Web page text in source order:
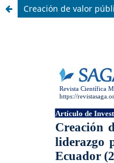
Creación de valor